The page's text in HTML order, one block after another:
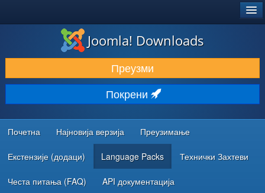
ПРЕУЗИМАЊЕ И ПРОШИРЕЊА (ЕКСТЕНЗИЈЕ)
ОТКРИЈТЕ И НАУЧИТЕ
ЗАЈЕДНИЦА И ПОДРШКА
РЕСУРСИ ЗА РАЗВОЈ
Joomla! Downloads
Преузми
Покрени
Почетна Најновија верзија Преузимање
Екстензије (додаци) Language Packs Технички Захтеви
Честа питања (FAQ) API документација